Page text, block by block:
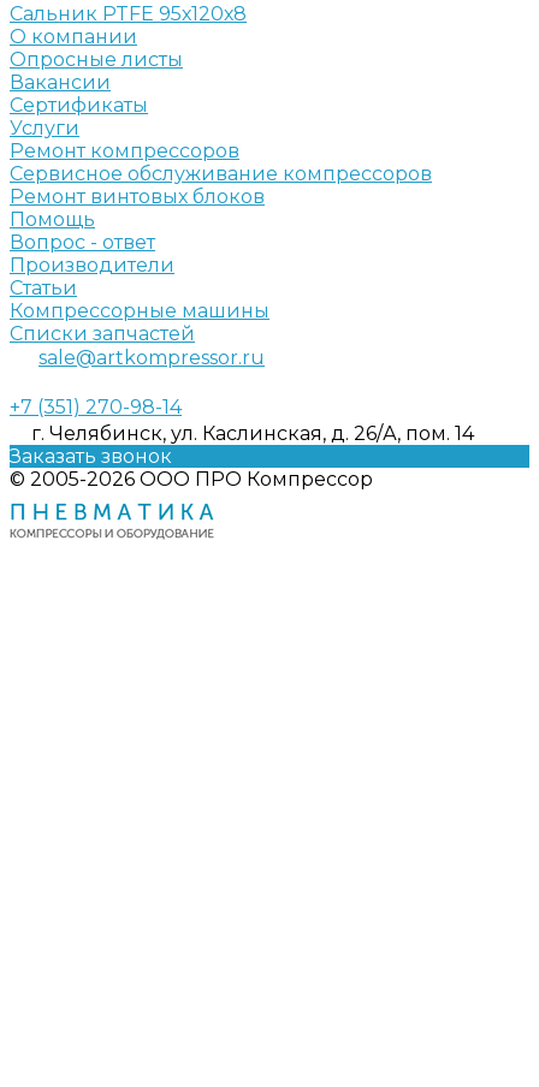
Сальник PTFE 95х120х8
О компании
Опросные листы
Вакансии
Сертификаты
Услуги
Ремонт компрессоров
Сервисное обслуживание компрессоров
Ремонт винтовых блоков
Помощь
Вопрос - ответ
Производители
Статьи
Компрессорные машины
Списки запчастей
sale@artkompressor.ru
+7 (351) 270-98-14
г. Челябинск, ул. Каслинская, д. 26/А, пом. 14
Заказать звонок
© 2005-2026 ООО ПРО Компрессор